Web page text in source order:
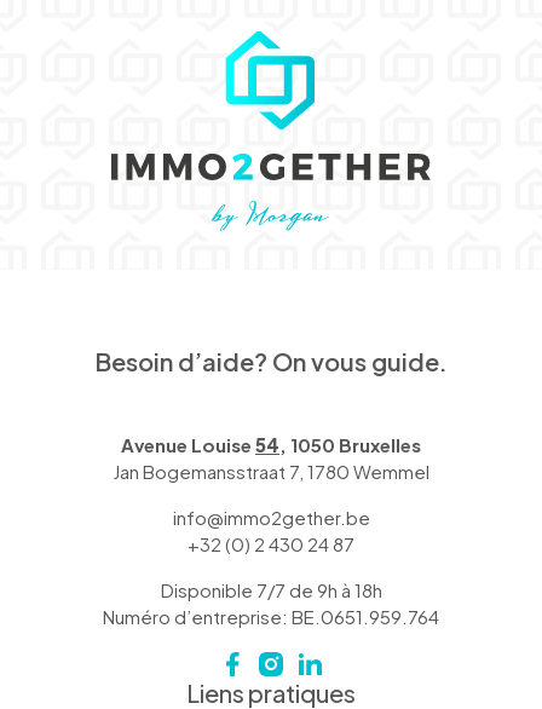
Besoin d’aide? On vous guide.
Avenue Louise 54 , 1050 Bruxelles
Jan Bogemansstraat 7, 1780 Wemmel
info@immo2gether.be
+32 (0) 2 430 24 87
Disponible 7/7 de 9h à 18h
Numéro d’entreprise: BE.0651.959.764
Liens pratiques